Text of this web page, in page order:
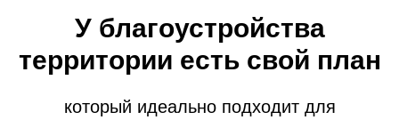
У благоустройства
территории есть свой план
который идеально подходит для